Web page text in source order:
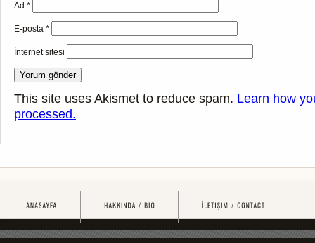
Ad *
E-posta *
İnternet sitesi
This site uses Akismet to reduce spam. Learn how
processed.